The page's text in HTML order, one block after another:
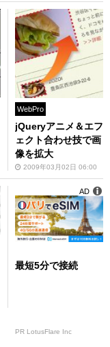
WebPro
jQueryアニメ＆エフ
ェクト合わせ技で画
像を拡大
2009年03月02日 06:00
最短5分で接続
PR LotusFlare Inc
AD